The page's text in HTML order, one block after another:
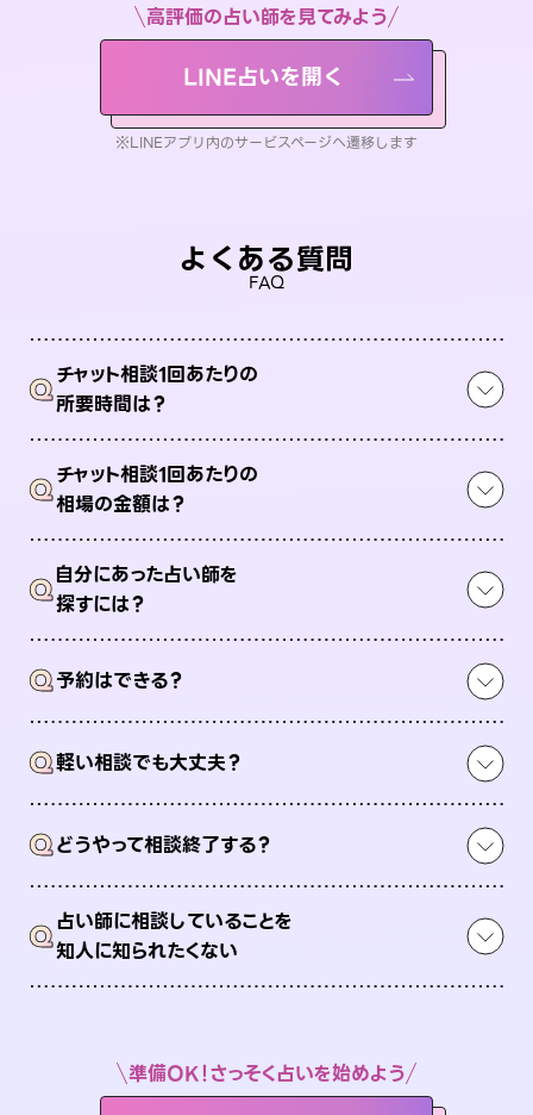
高評価の占い師を見てみよう
LINE占いを開く
※LINEアプリ内のサービスページへ遷移します
よくある質問
FAQ
Qチャット相談1回あたりの
所要時間は？
Qチャット相談1回あたりの
相場の金額は？
Q自分にあった占い師を
探すには？
Q予約はできる？
Q軽い相談でも大丈夫？
Qどうやって相談終了する？
Q占い師に相談していることを
知人に知られたくない
準備OK！さっそく占いを始めよう